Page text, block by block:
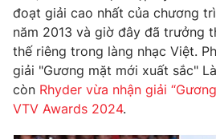
VTV4 Vươn
VTV9 VTV8
đoạt giải cao nhất của chương
năm 2013 và giờ đây đã trưởng
thế riêng trong làng nhạc Việt.
giải "Gương mặt mới xuất sắc"
còn Rhyder vừa nhận giải
VTV Awards 2024.